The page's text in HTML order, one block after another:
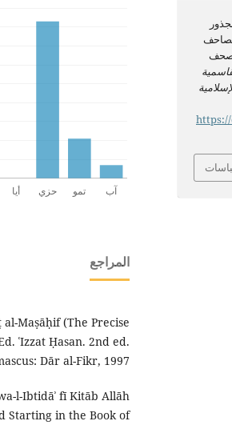
المراجع
Maṣāḥif (The Precise
ʿIzzat Ḥasan. 2nd ed.
Dār al-Fikr, 1997.
l-Ibtidāʾ fī Kitāb Allāh
Starting in the Book of
2026. "الجذور
https://